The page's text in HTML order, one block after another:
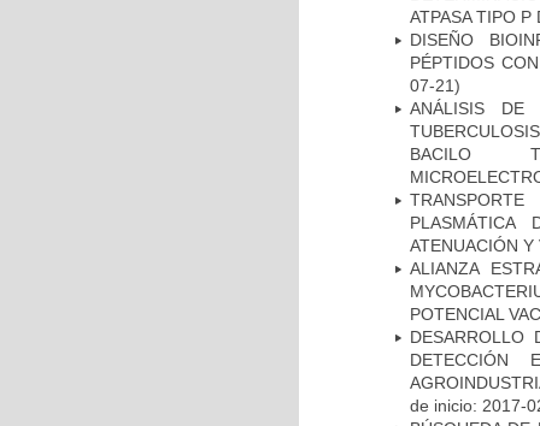
ATPASA TIPO
DISEÑO
PÉPTIDOS
07-21)
ANÁLISIS DE
BACILO
PLASMÁTICA
ATENUACIÓN Y
ALIANZA
POTENCIAL
DESARROLLO
DETECCIÓN
de inicio: 2017-